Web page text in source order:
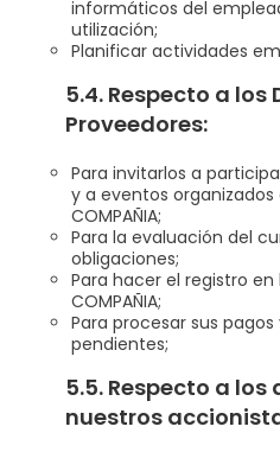
informáticos del
utilización;
Planificar actividades
5.4. Respecto a los
Proveedores:
Para invitarlos a
y a eventos
COMPAÑIA;
Para la evaluación del
obligaciones;
Para hacer el registro en
COMPAÑIA;
Para procesar sus
pendientes;
5.5. Respecto a
nuestros